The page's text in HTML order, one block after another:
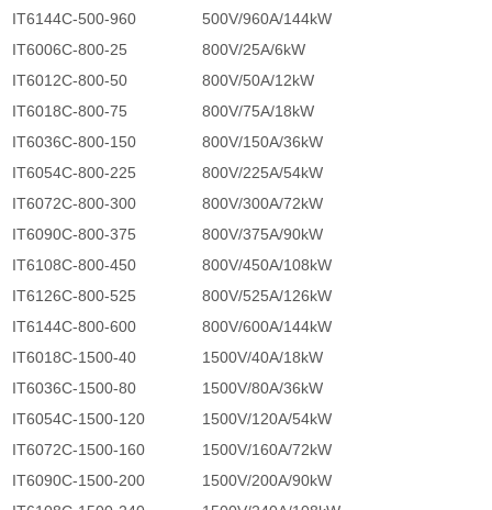
IT6144C-500-960
500V/960A/144kW
IT6006C-800-25
800V/25A/6kW
IT6012C-800-50
800V/50A/12kW
IT6018C-800-75
800V/75A/18kW
IT6036C-800-150
800V/150A/36kW
IT6054C-800-225
800V/225A/54kW
IT6072C-800-300
800V/300A/72kW
IT6090C-800-375
800V/375A/90kW
IT6108C-800-450
800V/450A/108kW
IT6126C-800-525
800V/525A/126kW
IT6144C-800-600
800V/600A/144kW
IT6018C-1500-40
1500V/40A/18kW
IT6036C-1500-80
1500V/80A/36kW
IT6054C-1500-120
1500V/120A/54kW
IT6072C-1500-160
1500V/160A/72kW
IT6090C-1500-200
1500V/200A/90kW